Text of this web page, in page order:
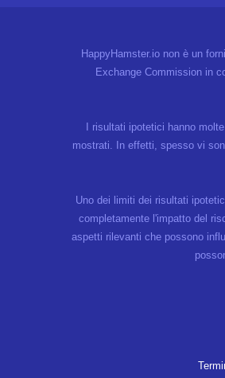
HappyHamster.io non è un
Exchange Commission in
I risultati ipotetici hanno
mostrati. In effetti, spesso vi
Uno dei limiti dei risultati
completamente l'impatto del
aspetti rilevanti che possono